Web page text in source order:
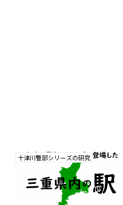
十津川警部シリーズの研究